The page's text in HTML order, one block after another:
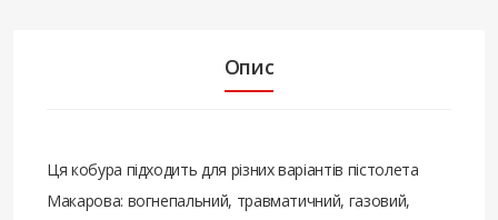
Опис
Ця кобура підходить для різних варіантів пістолета
Макарова: вогнепальний, травматичний, газовий,